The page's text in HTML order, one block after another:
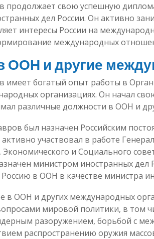
продолжает свою успешную
дел России. Он активно
интересы России на
международных
ООН и другие
имеет богатый опыт работы в
организациях. Он начал
различные должности в ООН и
был назначен Российским
участвовал в работе
Экономического и Социального
министром иностранных
Россию в ООН в качестве министра
в ООН и других международных
мировой политики, в том
разоружением, борьбой с
распространению оружия